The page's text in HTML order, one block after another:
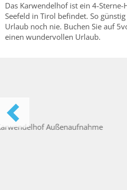
Das Karwendelhof ist ein 4-Sterne-
Seefeld in Tirol befindet. So
Urlaub noch nie. Buchen Sie auf
einen wundervollen Urlaub.